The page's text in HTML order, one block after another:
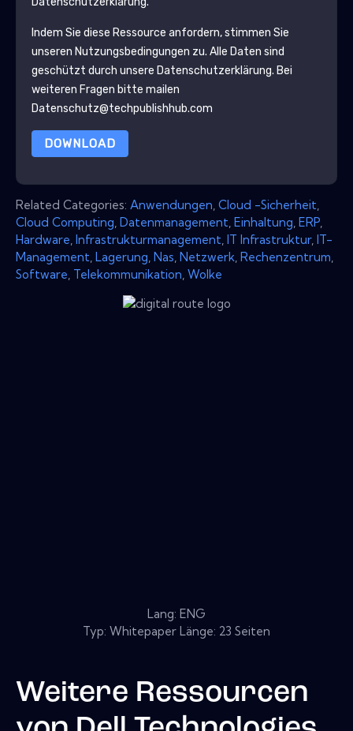
Indem Sie diese Ressource anfordern, stimmen Sie
unseren Nutzungsbedingungen zu. Alle Daten sind
geschützt durch unsere Datenschutzerklärung. Bei
weiteren Fragen bitte mailen
Datenschutz@techpublishhub.com
DOWNLOAD
Related Categories: Anwendungen Cloud -Sicherheit
Cloud Computing Datenmanagement Einhaltung ERP
Hardware Infrastrukturmanagement IT Infrastruktur, IT-
Management Lagerung Nas Netzwerk Rechenzentrum
Software Telekommunikation Wolke
Lang: ENG
Typ: Whitepaper Länge: 23 Seiten
Weitere Ressourcen